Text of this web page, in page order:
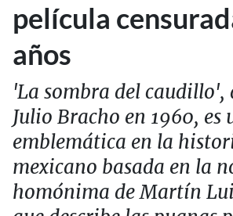
película
años
'La sombra del
Julio Bracho en 1960, es
emblemática en la
mexicano basada en la
homónima de Martín